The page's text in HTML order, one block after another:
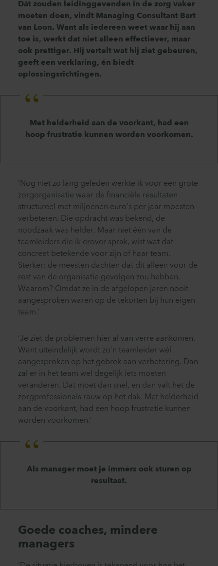
Dát zouden leidinggevenden in de zorg vaker
moeten doen, vindt Managing Consultant Bart
van Loon. Want als iedereen weet waar hij aan
toe is, werkt dat niet alleen effectiever, maar
ook prettiger. Hij vertelt wat hij ziet gebeuren,
geeft een verklaring, én biedt
oplossingsrichtingen.
Met helderheid aan de voorkant, had een
hoop frustratie kunnen worden voorkomen.
‘Nog niet zo lang geleden werkte ik voor een grote
zorgorganisatie waar de financiële resultaten
structureel met miljoenen euro’s per jaar moesten
verbeteren. Die opdracht was bekend, de
noodzaak was helder. Maar niet één van de
teamleiders die ik erover sprak, wist wat dat
concreet betekende voor zijn of haar team.
Sterker: de meesten dachten dat dit alleen voor de
rest van de organisatie gevolgen zou hebben.
Waarom? Omdat ze in de afgelopen jaren nooit
aangesproken waren op de tekorten bij hun eigen
team.’
‘Je ziet de problemen hier al van verre aankomen.
Want uiteindelijk wordt zo’n teamleider wél
aangesproken op het gebrek aan verbetering. Dan
zal er in het team wel degelijk iets moeten
veranderen. Dat moet dan snel, en dan valt het de
zorgprofessionals rauw op het dak. Met helderheid
aan de voorkant, had een hoop frustratie kunnen
worden voorkomen.’
Als manager moet je immers ook sturen op
resultaat.
Goede coaches, mindere
managers